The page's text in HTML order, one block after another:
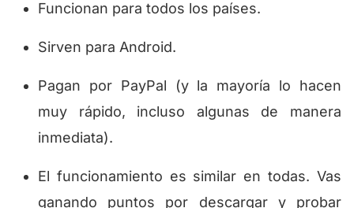
Funcionan para todos los países.
Sirven para Android.
Pagan por PayPal (y la mayoría lo hacen
muy rápido, incluso algunas de manera
inmediata).
El funcionamiento es similar en todas. Vas
ganando puntos por descargar y probar